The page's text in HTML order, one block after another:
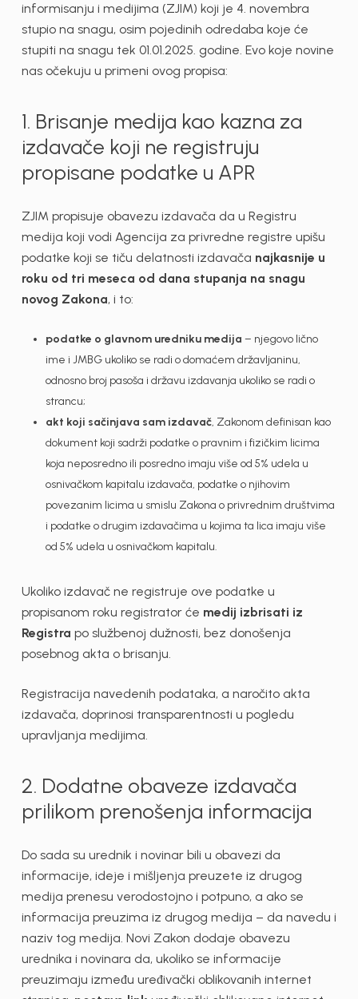
informisanju i medijima (ZJIM) koji je 4. novembra
stupio na snagu, osim pojedinih odredaba koje će
stupiti na snagu tek 01.01.2025. godine. Evo koje novine
nas očekuju u primeni ovog propisa:
1. Brisanje medija kao kazna za
izdavače koji ne registruju
propisane podatke u APR
ZJIM propisuje obavezu izdavača da u Registru
medija koji vodi Agencija za privredne registre upišu
podatke koji se tiču delatnosti izdavača najkasnije u
roku od tri meseca od dana stupanja na snagu
novog Zakona, i to:
podatke o glavnom uredniku medija – njegovo lično
ime i JMBG ukoliko se radi o domaćem državljaninu,
odnosno broj pasoša i državu izdavanja ukoliko se radi o
strancu;
akt koji sačinjava sam izdavač, Zakonom definisan kao
dokument koji sadrži podatke o pravnim i fizičkim licima
koja neposredno ili posredno imaju više od 5% udela u
osnivačkom kapitalu izdavača, podatke o njihovim
povezanim licima u smislu Zakona o privrednim društvima
i podatke o drugim izdavačima u kojima ta lica imaju više
od 5% udela u osnivačkom kapitalu.
Ukoliko izdavač ne registruje ove podatke u
propisanom roku registrator će medij izbrisati iz
Registra po službenoj dužnosti, bez donošenja
posebnog akta o brisanju.
Registracija navedenih podataka, a naročito akta
izdavača, doprinosi transparentnosti u pogledu
upravljanja medijima.
2. Dodatne obaveze izdavača
prilikom prenošenja informacija
Do sada su urednik i novinar bili u obavezi da
informacije, ideje i mišljenja preuzete iz drugog
medija prenesu verodostojno i potpuno, a ako se
informacija preuzima iz drugog medija – da navedu i
naziv tog medija. Novi Zakon dodaje obavezu
urednika i novinara da, ukoliko se informacije
preuzimaju između uređivački oblikovanih internet